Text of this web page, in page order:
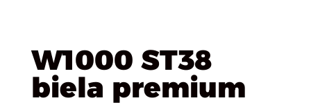
W1000 ST38
biela premium